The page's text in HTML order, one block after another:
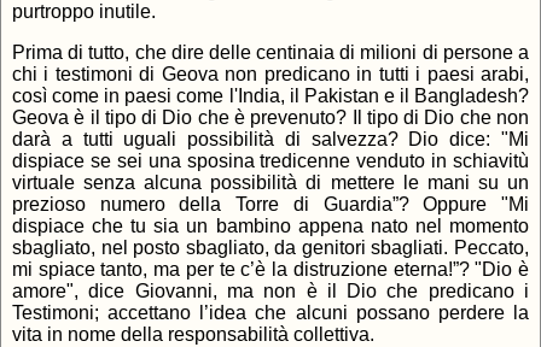
purtroppo inutile.
Prima di tutto, che dire delle centinaia di milioni di persone a
chi i testimoni di Geova non predicano in tutti i paesi arabi,
così come in paesi come l'India, il Pakistan e il Bangladesh?
Geova è il tipo di Dio che è prevenuto? Il tipo di Dio che non
darà a tutti uguali possibilità di salvezza? Dio dice: "Mi
dispiace se sei una sposina tredicenne venduto in schiavitù
virtuale senza alcuna possibilità di mettere le mani su un
prezioso numero della Torre di Guardia”? Oppure "Mi
dispiace che tu sia un bambino appena nato nel momento
sbagliato, nel posto sbagliato, da genitori sbagliati. Peccato,
mi spiace tanto, ma per te c’è la distruzione eterna!”? "Dio è
amore", dice Giovanni, ma non è il Dio che predicano i
Testimoni; accettano l’idea che alcuni possano perdere la
vita in nome della responsabilità collettiva.